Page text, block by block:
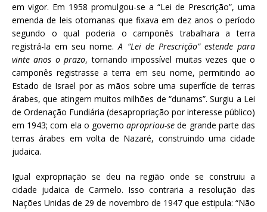
em vigor. Em 1958 promulgou-se a “Lei de Prescrição”, uma
emenda de leis otomanas que fixava em dez anos o período
segundo o qual poderia o camponês trabalhara a terra
registrá-la em seu nome.A “Lei de Prescrição” estende para
vinte anos o prazo, tornando impossível muitas vezes que o
camponês registrasse a terra em seu nome, permitindo ao
Estado de Israel por as mãos sobre uma superfície de terras
árabes, que atingem muitos milhões de “dunams”. Surgiu a Lei
de Ordenação Fundiária (desapropriação por interesse público)
em 1943; com ela o governoapropriou-se de grande parte das
terras árabes em volta de Nazaré, construindo uma cidade
judaica.
Igual expropriação se deu na região onde se construiu a
cidade judaica de Carmelo. Isso contraria a resolução das
Nações Unidas de 29 de novembro de 1947 que estipula: “Não